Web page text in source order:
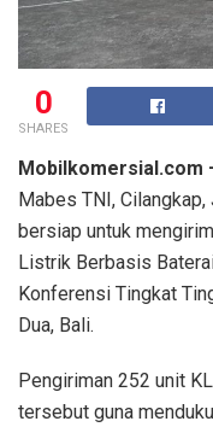
0
SHARES
Mobilkomersial.com
Mabes TNI,
bersiap untuk
Listrik Berbasis
Konferensi Tingkat
Dua, Bali.
Pengiriman 252 unit
tersebut guna